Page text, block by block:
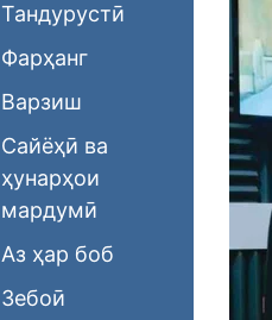
Тандурустӣ
Фарҳанг
Варзиш
Сайёҳӣ ва
ҳунарҳои
мардумӣ
Аз ҳар боб
Зебоӣ